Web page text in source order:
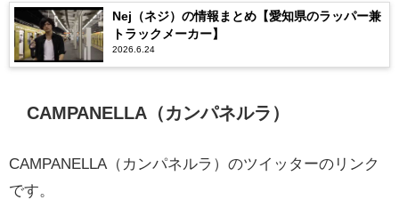
Nej（ネジ）の情報まとめ【愛知県のラッパー兼
トラックメーカー】
2026.6.24
CAMPANELLA（カンパネルラ）
CAMPANELLA（カンパネルラ）のツイッターのリンク
です。